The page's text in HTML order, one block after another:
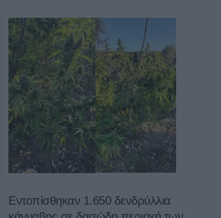
Εντοπίσθηκαν 1.650 δενδρύλλια